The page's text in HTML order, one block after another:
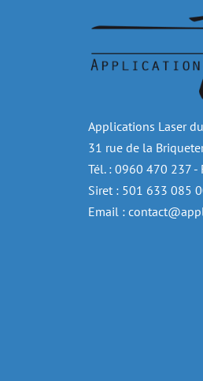
Applications Laser
31 rue de la
Tél. : 0960 470 237 -
Siret : 501 633 085
Email :